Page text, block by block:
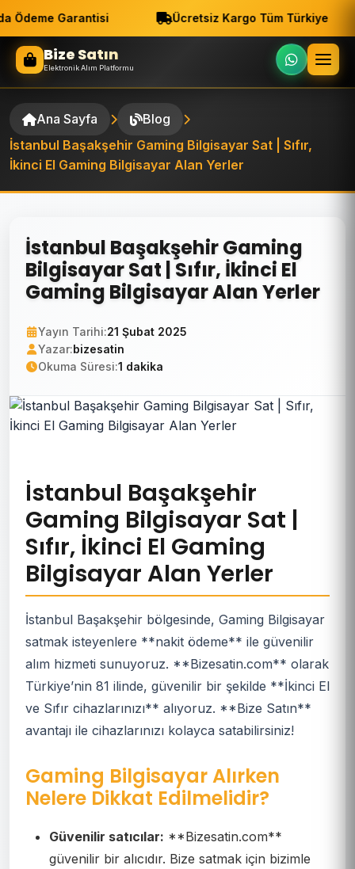
Ödeme Garantisi Ücretsiz Kargo Tüm Türkiye
Bize Satın
Elektronik Alım Platformu
Ana Sayfa
Blog
İstanbul Başakşehir Gaming Bilgisayar Sat | Sıfır,
İkinci El Gaming Bilgisayar Alan Yerler
İstanbul Başakşehir Gaming
Bilgisayar Sat | Sıfır, İkinci El
Gaming Bilgisayar Alan Yerler
Yayın Tarihi:21 Şubat 2025
Yazar:bizesatin
Okuma Süresi:1 dakika
İstanbul Başakşehir
Gaming Bilgisayar Sat |
Sıfır, İkinci El Gaming
Bilgisayar Alan Yerler
İstanbul Başakşehir bölgesinde, Gaming Bilgisayar
satmak isteyenlere **nakit ödeme** ile güvenilir
alım hizmeti sunuyoruz. **Bizesatin.com** olarak
Türkiye’nin 81 ilinde, güvenilir bir şekilde **İkinci El
ve Sıfır cihazlarınızı** alıyoruz. **Bize Satın**
avantajı ile cihazlarınızı kolayca satabilirsiniz!
Gaming Bilgisayar Alırken
Nelere Dikkat Edilmelidir?
Güvenilir satıcılar: **Bizesatin.com**
güvenilir bir alıcıdır. Bize satmak için bizimle